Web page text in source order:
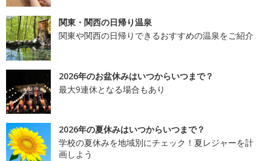
関東・関西の日帰り温泉
関東や関西の日帰りできるおすすめの温泉をご紹介
2026年のお盆休みはいつからいつまで？
最大9連休となる場合もあり
2026年の夏休みはいつからいつまで？
学校の夏休みを地域別にチェック！夏レジャーを計
画しよう